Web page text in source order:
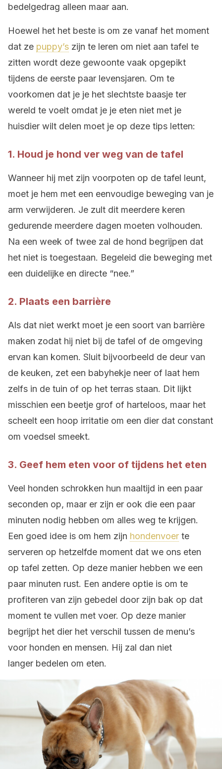
bedelgedrag alleen maar aan.
Hoewel het het beste is om ze vanaf het moment
dat ze puppy’s zijn te leren om niet aan tafel te
zitten wordt deze gewoonte vaak opgepikt
tijdens de eerste paar levensjaren. Om te
voorkomen dat je je het slechtste baasje ter
wereld te voelt omdat je je eten niet met je
huisdier wilt delen moet je op deze tips letten:
1. Houd je hond ver weg van de tafel
Wanneer hij met zijn voorpoten op de tafel leunt,
moet je hem met een eenvoudige beweging van je
arm verwijderen. Je zult dit meerdere keren
gedurende meerdere dagen moeten volhouden.
Na een week of twee zal de hond begrijpen dat
het niet is toegestaan. Begeleid die beweging met
een duidelijke en directe “nee.”
2. Plaats een barrière
Als dat niet werkt moet je een soort van barrière
maken zodat hij niet bij de tafel of de omgeving
ervan kan komen. Sluit bijvoorbeeld de deur van
de keuken, zet een babyhekje neer of laat hem
zelfs in de tuin of op het terras staan. Dit lijkt
misschien een beetje grof of harteloos, maar het
scheelt een hoop irritatie om een dier dat constant
om voedsel smeekt.
3. Geef hem eten voor of tijdens het eten
Veel honden schrokken hun maaltijd in een paar
seconden op, maar er zijn er ook die een paar
minuten nodig hebben om alles weg te krijgen.
Een goed idee is om hem zijn hondenvoer te
serveren op hetzelfde moment dat we ons eten
op tafel zetten. Op deze manier hebben we een
paar minuten rust. Een andere optie is om te
profiteren van zijn gebedel door zijn bak op dat
moment te vullen met voer. Op deze manier
begrijpt het dier het verschil tussen de menu’s
voor honden en mensen. Hij zal dan niet
langer bedelen om eten.